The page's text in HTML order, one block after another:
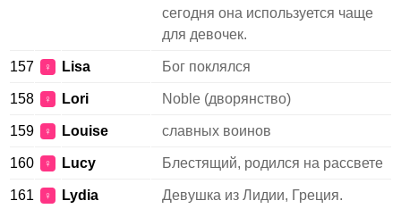
сегодня она используется чаще
для девочек.
157 ♀ Lisa Бог поклялся
158 ♀ Lori Noble (дворянство)
159 ♀ Louise славных воинов
160 ♀ Lucy Блестящий, родился на рассвете
161 ♀ Lydia Девушка из Лидии, Греция.